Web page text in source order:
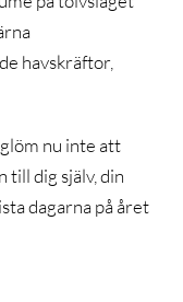
havskräftor,
nu inte att
till dig själv, din
dagarna på året